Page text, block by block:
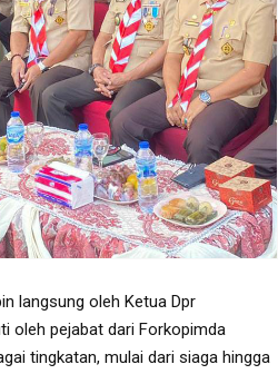
langsung oleh Ketua Dpr
oleh pejabat dari Forkopimda
tingkatan, mulai dari siaga hingga